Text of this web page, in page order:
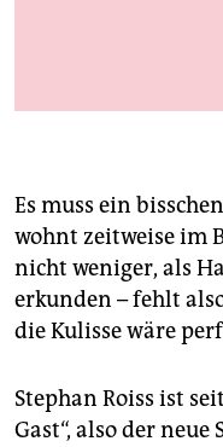
verlag
veranstaltungen
shop
unterstützen
Es muss ein
wohnt zeitweise im
nicht weniger, als
erkunden – fehlt
die Kulisse wäre
Stephan Roiss ist
Gast“, also der